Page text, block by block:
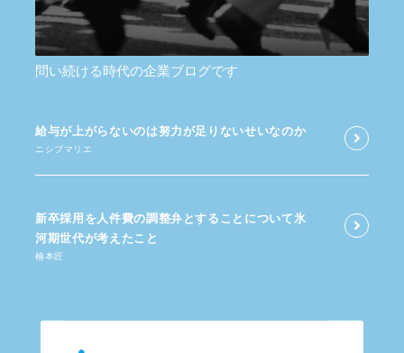
問い続ける時代の企業ブログです
給与が​上がらないのは​努力が​足りないせいなのか
ニシブマリエ
新卒採用を​人件費の​調整弁と​する​ことに​ついて​氷
河期世代が​考えた​こと
楠本匠